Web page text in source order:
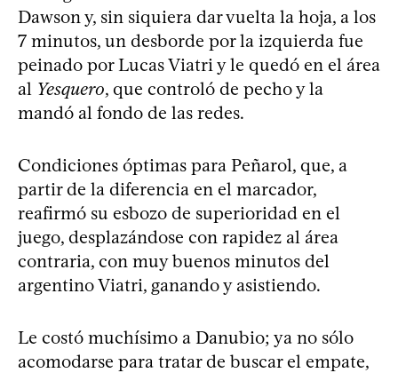
Dawson y, sin siquiera dar vuelta la hoja, a los
7 minutos, un desborde por la izquierda fue
peinado por Lucas Viatri y le quedó en el área
al Yesquero, que controló de pecho y la
mandó al fondo de las redes.
Condiciones óptimas para Peñarol, que, a
partir de la diferencia en el marcador,
reafirmó su esbozo de superioridad en el
juego, desplazándose con rapidez al área
contraria, con muy buenos minutos del
argentino Viatri, ganando y asistiendo.
Le costó muchísimo a Danubio; ya no sólo
acomodarse para tratar de buscar el empate,